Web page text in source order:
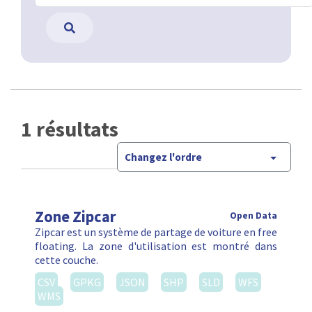
1 résultats
Changez l'ordre
Zone Zipcar Open Data
Zipcar est un système de partage de voiture en free
floating. La zone d'utilisation est montré dans
cette couche.
CSV
GPKG JSON SHP SLD
WFS
WMS